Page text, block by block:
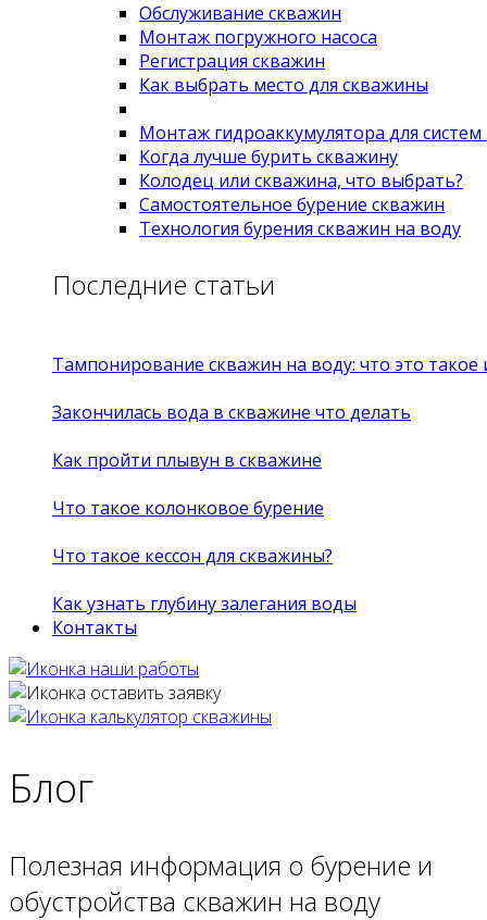
Обслуживание скважин
Монтаж погружного насоса
Регистрация скважин
Как выбрать место для скважины
Монтаж гидроаккумулятора для
Когда лучше бурить скважину
Колодец или скважина, что выбрать?
Самостоятельное бурение скважин
Технология бурения скважин на воду
Последние статьи
Тампонирование скважин на воду: что это такое
Закончилась вода в скважине что делать
Как пройти плывун в скважине
Что такое колонковое бурение
Что такое кессон для скважины?
Как узнать глубину залегания воды
Контакты
Блог
Полезная информация о бурение и
обустройства скважин на воду